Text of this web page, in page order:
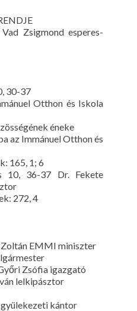
Zsigmond esperes-
30-37
Otthon és Iskola
éneke
az Immánuel Otthon és
165, 1; 6
10, 36-37 Dr. Fekete
272, 4
EMMI miniszter
Zsófia igazgató
lelkipásztor
kántor